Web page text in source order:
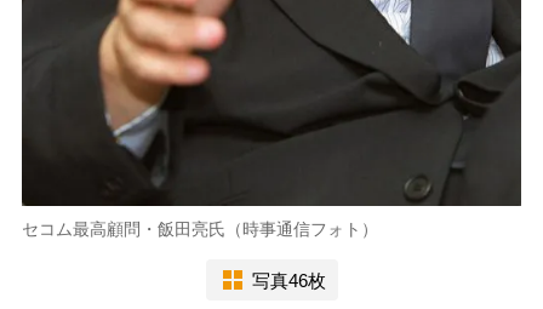
セコム最高顧問・飯田亮氏（時事通信フォト）
写真46枚